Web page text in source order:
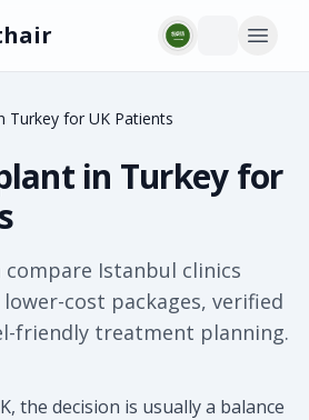
Turkey for UK Patients
in Turkey for
Istanbul clinics
cost packages, verified
friendly treatment planning.
the decision is usually a balance